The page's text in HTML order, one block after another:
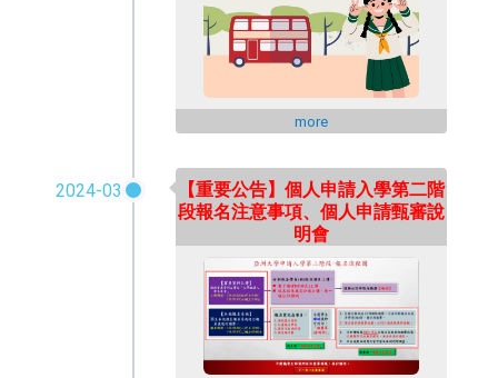
more
2024-03
【重要公告】個人申請入學第二階
段報名注意事項、個人申請甄審說
明會